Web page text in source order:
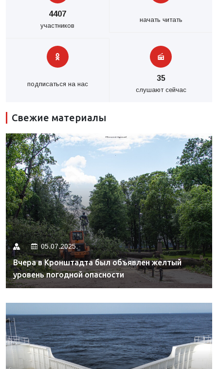
4407
участников
начать читать
подписаться на нас
35
слушают сейчас
Свежие материалы
05.07.2025.
Вчера в Кронштадта был объявлен желтый
уровень погодной опасности